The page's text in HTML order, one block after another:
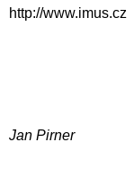
http://www.imus.cz
Jan Pirner